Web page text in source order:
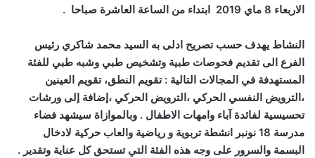
الاربعاء 8 ماي 2019 ابتداء من الساعة العاشرة صباحا .
النشاط يهدف حسب تصريح ادلى به السيد محمد شاكري رئيس
الفرع الى تقديم فحوصات طبية وتشخيص طبي وشبه طبي للفئة
المستهدفة في المجالات التالية : تقويم النطق، تقويم العينين
،الترويض النفسي الحركي ،الترويض الحركي ،إضافة إلى ورشات
تحسيسية لفائدة آباء وامهات الاطفال . وبالموازاة سيشهد فضاء
مدرسة 18 نونبر انشطة تربوية و رياضية والعاب حركية لادخال
البسمة والسرور على وجه هذه الفئة التي تستحق كل عناية وتقدير .